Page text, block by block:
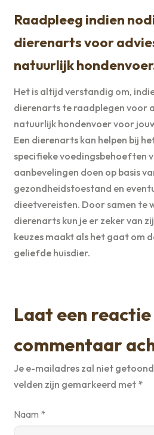
Raadpleeg indien
dierenarts voor
natuurlijk
Het is altijd verstandig om,
dierenarts te raadplegen voor
natuurlijk hondenvoer voor
Een dierenarts kan helpen bij
specifieke voedingsbehoeften
aanbevelingen doen op basis
gezondheidstoestand en
dieetvereisten. Door samen te
dierenarts kun je er zeker van
keuzes maakt als het gaat om
geliefde huisdier.
Laat een
commentaar
Je e-mailadres zal niet
velden zijn gemarkeerd met *
Naam *